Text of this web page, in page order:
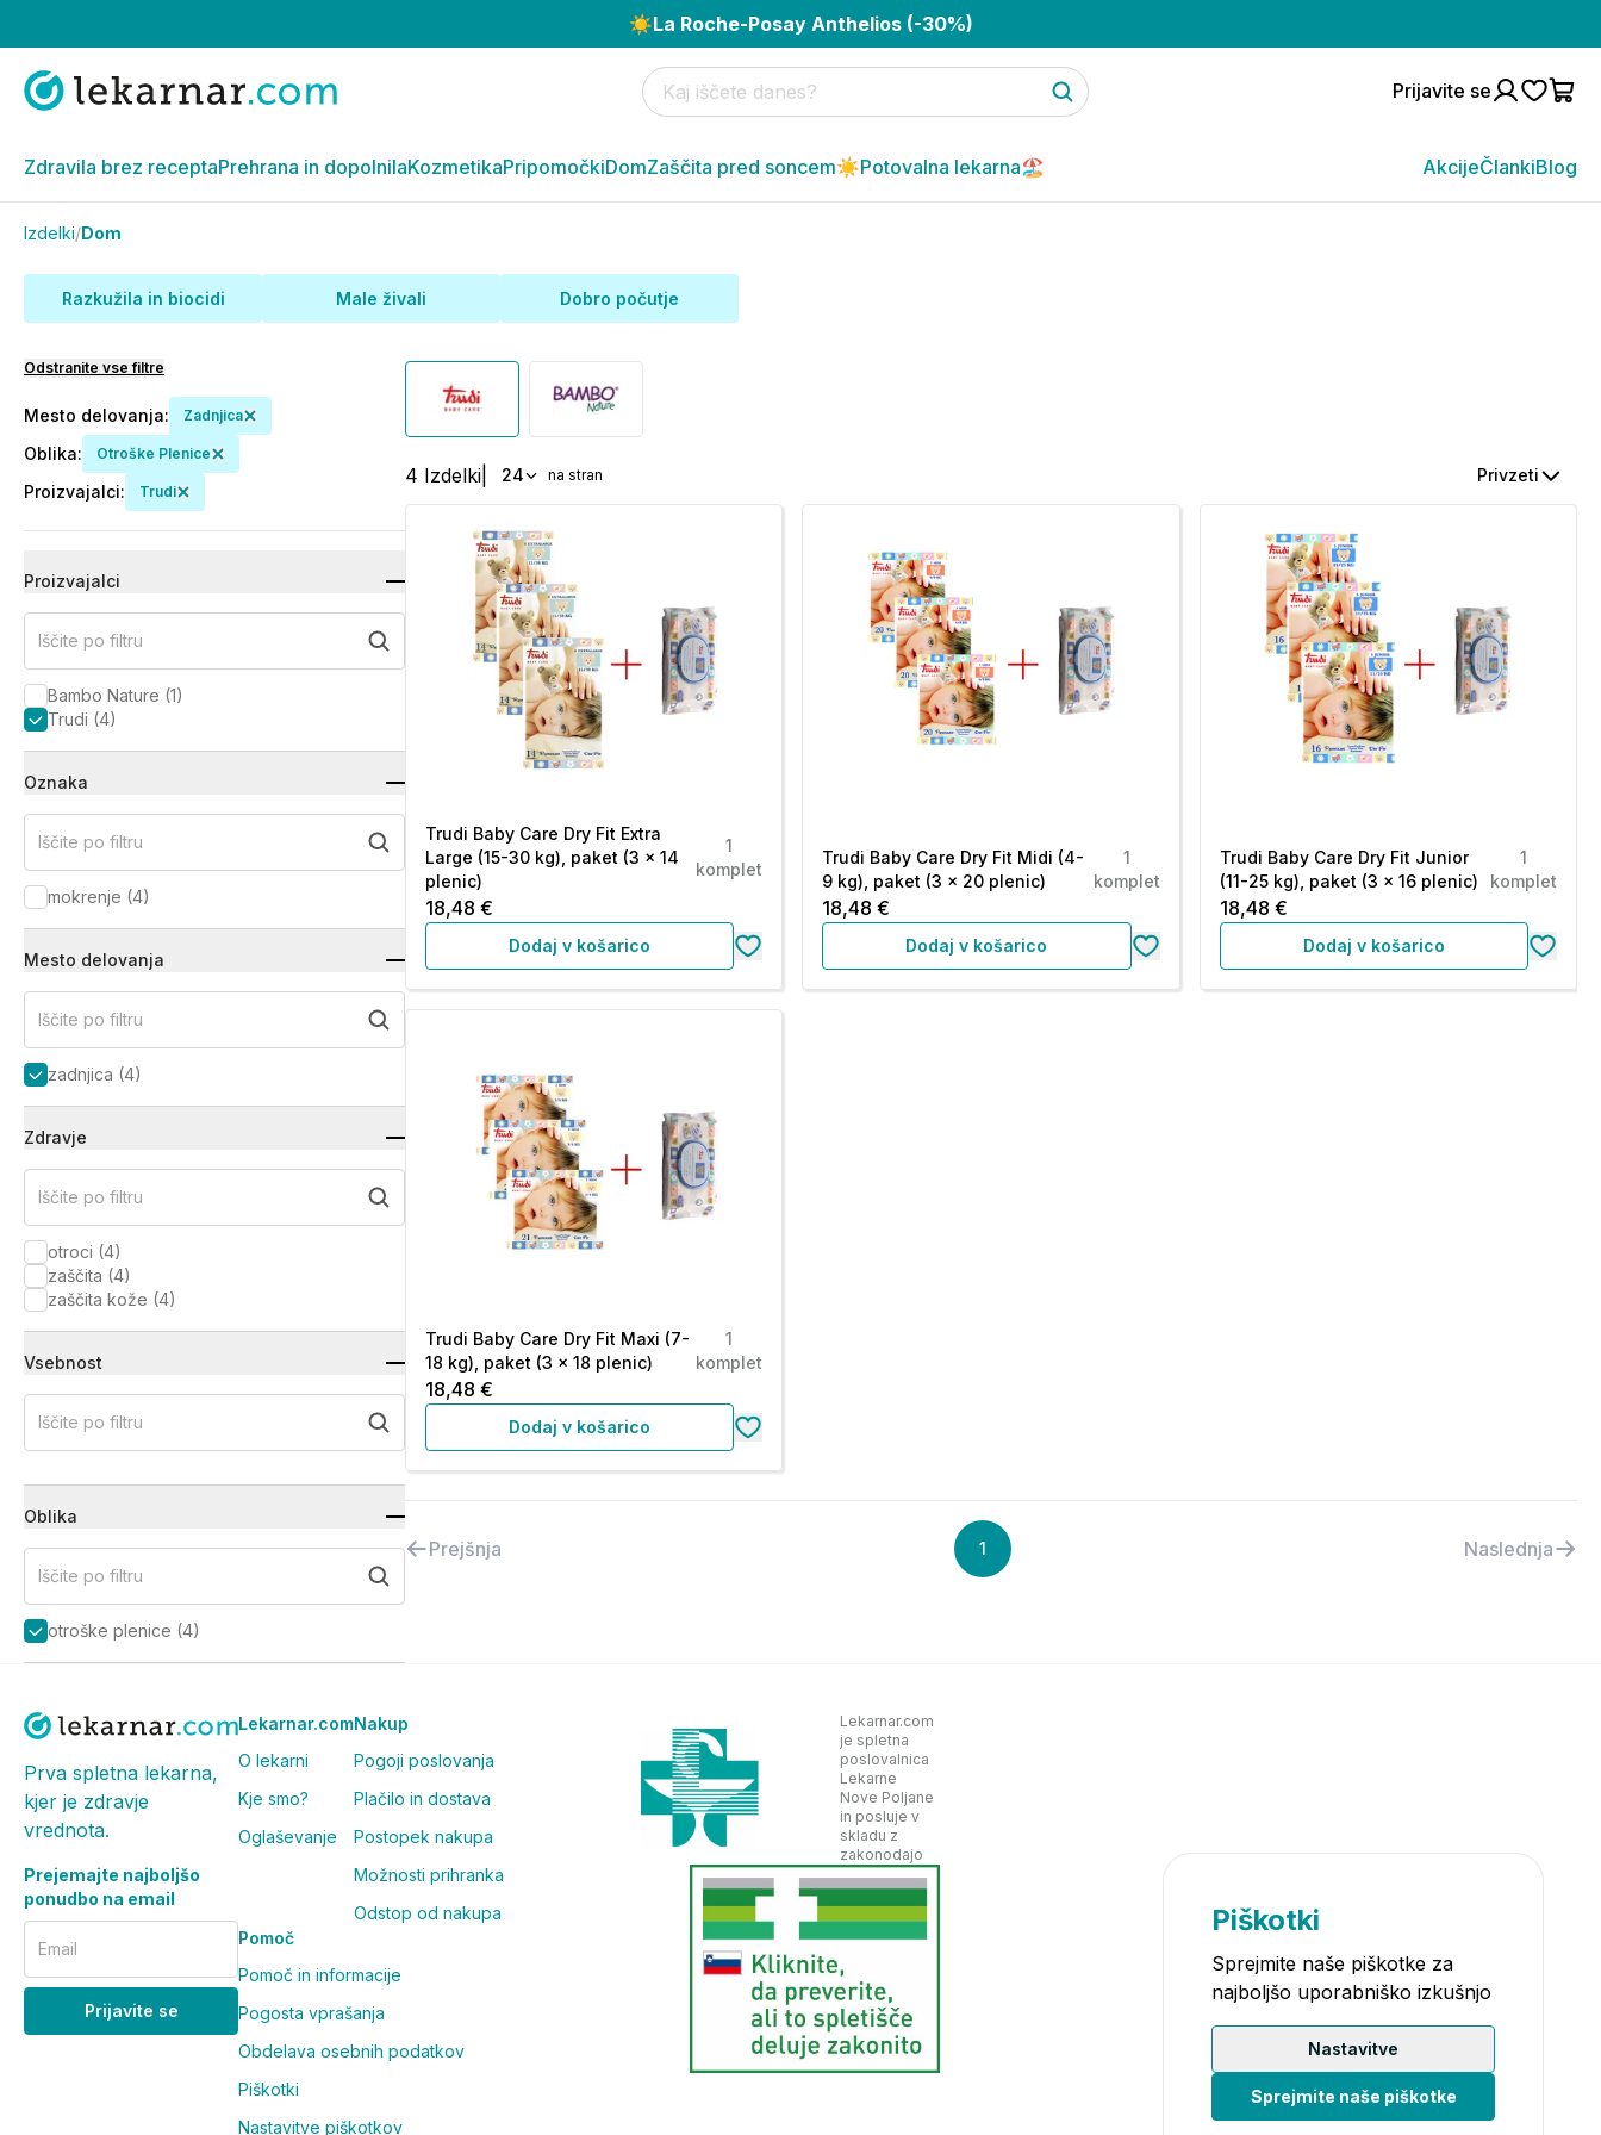
☀️La Roche-Posay Anthelios (-30%)
Prijavite se
Zdravila brez receptaPrehrana in dopolnilaKozmetikaPripomočkiDomZaščita pred soncem☀️Potovalna lekarna🏖️ AkcijeČlankiBlog
Izdelki/Dom
Razkužila in biocidi Male živali Dobro počutje
Odstranite vse filtre
Mesto delovanja: Zadnjica
Oblika: Otroške Plenice
Proizvajalci: Trudi
Proizvajalci
Iščite po filtru
Bambo Nature (1)
Trudi (4)
Oznaka
Iščite po filtru
mokrenje (4)
Mesto delovanja
Iščite po filtru
zadnjica (4)
Zdravje
Iščite po filtru
otroci (4)
zaščita (4)
zaščita kože (4)
Vsebnost
Iščite po filtru
Oblika
Iščite po filtru
otroške plenice (4)
4 Izdelki 24 na stran Privzeti
Trudi Baby Care Dry Fit Extra
Large (15-30 kg), paket (3 x 14
plenic)
1
komplet
18,48 €
Dodaj v košarico
Trudi Baby Care Dry Fit Midi (4-
9 kg), paket (3 x 20 plenic)
1
komplet
18,48 €
Dodaj v košarico
Trudi Baby Care Dry Fit Junior
(11-25 kg), paket (3 x 16 plenic)
1
komplet
18,48 €
Dodaj v košarico
Trudi Baby Care Dry Fit Maxi (7-
18 kg), paket (3 x 18 plenic)
1
komplet
18,48 €
Dodaj v košarico
Prejšnja 1 Naslednja
Prva spletna lekarna,
kjer je zdravje
vrednota.
Prejemajte najboljšo
ponudbo na email
Email
Prijavite se
Lekarnar.com
O lekarni
Kje smo?
Oglaševanje
Nakup
Pogoji poslovanja
Plačilo in dostava
Postopek nakupa
Možnosti prihranka
Odstop od nakupa
Pomoč
Pomoč in informacije
Pogosta vprašanja
Obdelava osebnih podatkov
Piškotki
Nastavitve piškotkov
Lekarnar.com
je spletna
poslovalnica
Lekarne
Nove Poljane
in posluje v
skladu z
zakonodajo
Piškotki
Sprejmite naše piškotke za
najboljšo uporabniško izkušnjo
Nastavitve
Sprejmite naše piškotke